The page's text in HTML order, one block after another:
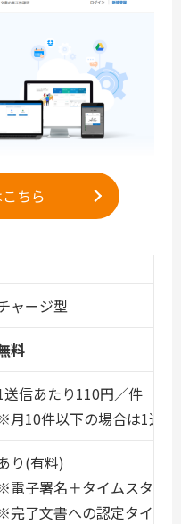
ちら
ャージ型
料
送信あたり110円／件
月10件以下の場合は1送
り(有料)
電子署名＋タイムスタン
完了文書への認定タイム